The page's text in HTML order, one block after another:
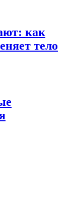
как
тело